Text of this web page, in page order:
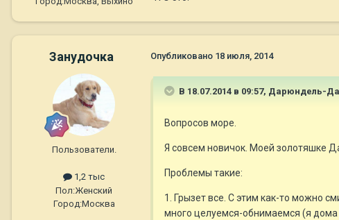
Занудочка
Пользователи.
1,2 тыс
Пол:Женский
Город:Москва
Опубликовано 18 июля, 2014
В 18.07.2014 в 09:57, Дарюндель-
Вопросов море.
Я совсем новичок. Моей золотяшке
Проблемы такие:
1. Грызет все. С этим как-то можно
много целуемся-обнимаемся (я дома